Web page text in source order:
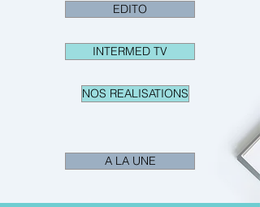
EDITO
INTERMED TV
NOS REALISATIONS
A LA UNE